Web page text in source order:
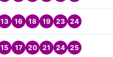
13 16 18 19 23 24
15 17 20 21 24 25